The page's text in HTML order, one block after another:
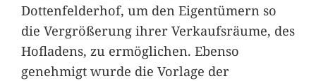
Dottenfelderhof, um den Eigentümern so
die Vergrößerung ihrer Verkaufsräume, des
Hofladens, zu ermöglichen. Ebenso
genehmigt wurde die Vorlage der